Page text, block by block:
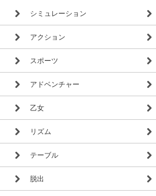
シミュレーション
アクション
スポーツ
アドベンチャー
乙女
リズム
テーブル
脱出